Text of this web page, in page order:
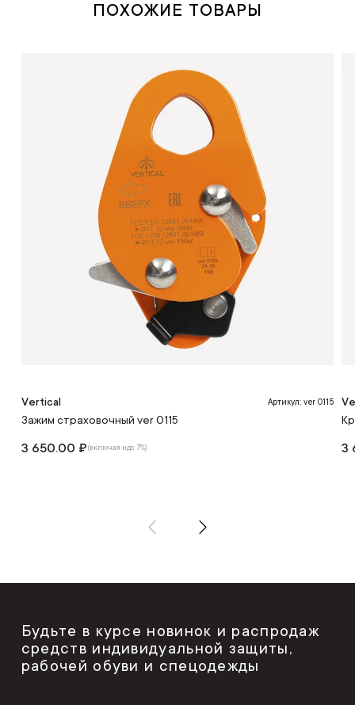
ПОХОЖИЕ ТОВАРЫ
Vertical Артикул: ver 0115
Зажим страховочный ver 0115
3 650.00 ₽(включая ндс 7%) 3
Будьте в курсе новинок и распродаж
средств индивидуальной защиты,
рабочей обуви и спецодежды